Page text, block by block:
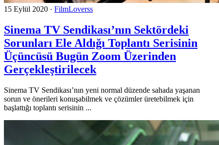
15 Eylül 2020 · FilmLoverss
Sinema TV Sendikası’nın Sektördeki
Sorunları Ele Aldığı Toplantı Serisinin
Üçüncüsü Bugün Zoom Üzerinden
Gerçekleştirilecek
Sinema TV Sendikası’nın yeni normal düzende sahada yaşanan
sorun ve önerileri konuşabilmek ve çözümler üretebilmek için
başlattığı toplantı serisinin ...